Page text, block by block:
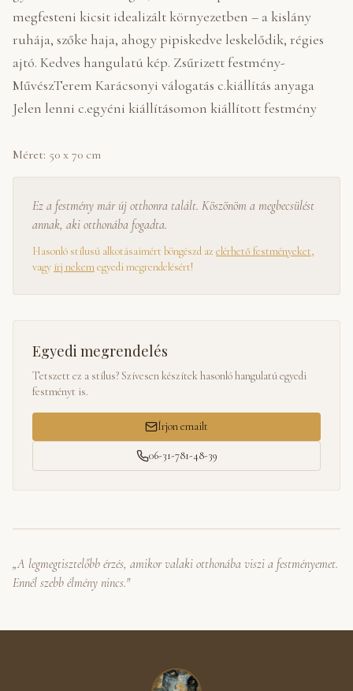
megfesteni kicsit idealizált környezetben – a kislány
ruhája, szőke haja, ahogy pipiskedve leskelődik, régies
ajtó. Kedves hangulatú kép. Zsűrizett festmény-
MűvészTerem Karácsonyi válogatás c.kiállítás anyaga
Jelen lenni c.egyéni kiállításomon kiállított festmény
Méret: 50 x 70 cm
Ez a festmény már új otthonra talált. Köszönöm a megbecsülést
annak, aki otthonába fogadta.
Hasonló stílusú alkotásaimért böngészd az elérhető festményeket,
vagy írj nekemegyedi megrendelésért!
Egyedi megrendelés
Tetszett ez a stílus? Szívesen készítek hasonló hangulatú egyedi
festményt is.
Írjon emailt
06-31-781-48-39
„A legmegtisztelőbb érzés, amikor valaki otthonába viszi a festményemet.
Ennél szebb élmény nincs."